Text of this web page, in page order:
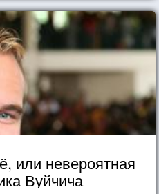
или невероятная
Вуйчича